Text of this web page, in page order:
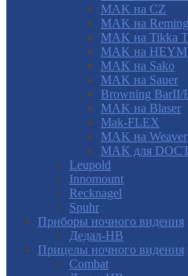
MAK на CZ
MAK на
MAK на Tikka
MAK на HEYM
MAK на Sako
MAK на Sauer
Browning BarII/
MAK на Blaser
Mak-FLEX
MAK на Weaver
MAK для
Leupold
Innomount
Recknagel
Spuhr
Приборы ночного видения
Дедал-НВ
Прицелы ночного видения
Combat